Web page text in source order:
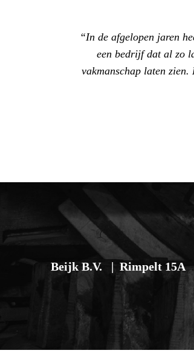
In de afgelopen jaren
een bedrijf dat al zo
vakmanschap laten
Beijk B.V. Rimpelt 15A